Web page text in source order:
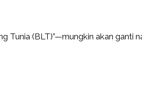
Tunia (BLT)”—mungkin akan ganti